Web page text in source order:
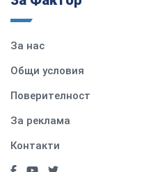
За нас
Общи условия
Поверителност
За реклама
Контакти